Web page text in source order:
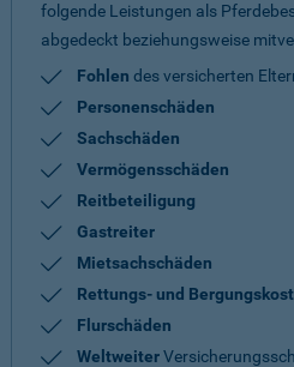
folgende Leistungen als
abgedeckt beziehungsweise
Fohlen des versicherten
Personenschäden
Sachschäden
Vermögensschäden
Reitbeteiligung
Gastreiter
Mietsachschäden
Rettungs- und
Flurschäden
Weltweiter